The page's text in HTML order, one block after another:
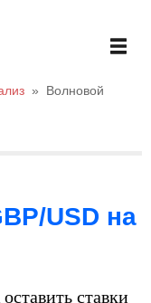
»
Волновой
USD на
ставки